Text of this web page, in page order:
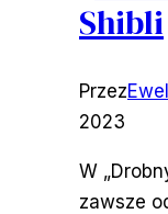
Shibli
Przez
2023
W
zawsze